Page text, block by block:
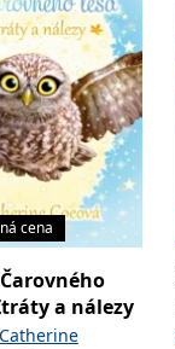
cena
a nálezy